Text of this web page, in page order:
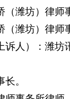
潍坊）律师
潍坊）律师
诉人）：潍
。